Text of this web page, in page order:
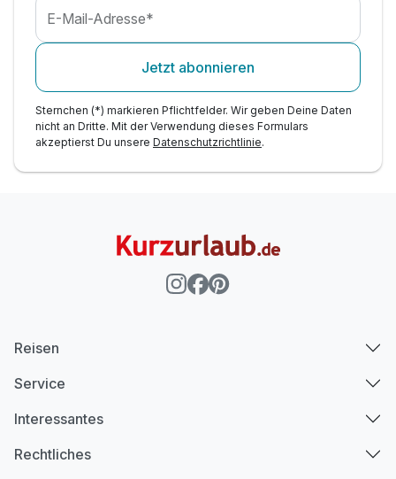
E-Mail-Adresse*
Jetzt abonnieren
Sternchen (*) markieren Pflichtfelder. Wir geben Deine Daten
nicht an Dritte. Mit der Verwendung dieses Formulars
akzeptierst Du unsere Datenschutzrichtlinie.
Reisen
Service
Interessantes
Rechtliches